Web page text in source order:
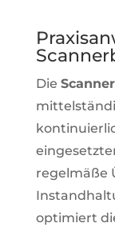
Die
regelmäße
optimiert